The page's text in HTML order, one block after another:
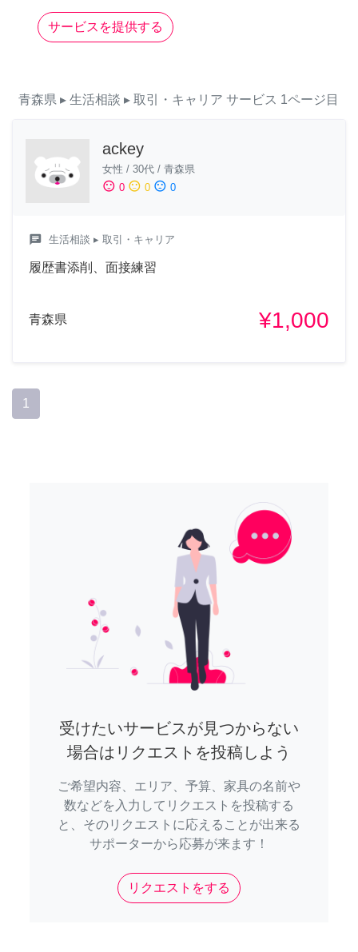
サービスを提供する
青森県 ▸ 生活相談 ▸ 取引・キャリア サービス 1ページ目
ackey
女性 / 30代 / 青森県
sentiment_satisfied 0 sentiment_neutral 0 sentiment_dissatisfied 0
chat 生活相談 ▸ 取引・キャリア
履歴書添削、面接練習
青森県 ¥1,000
1
受けたいサービスが見つからない
場合はリクエストを投稿しよう
ご希望内容、エリア、予算、家具の名前や
数などを入力してリクエストを投稿する
と、そのリクエストに応えることが出来る
サポーターから応募が来ます！
リクエストをする